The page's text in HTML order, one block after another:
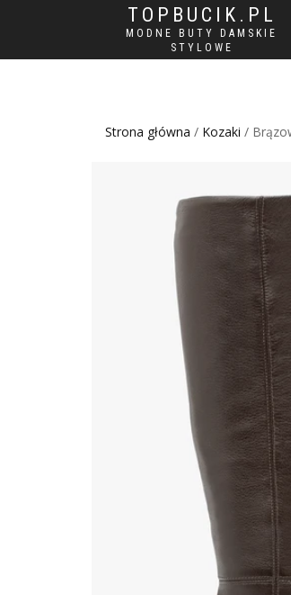
TOPBUCIK.PL
MODNE BUTY DAMSKIE
STYLOWE
Strona główna / Kozaki /